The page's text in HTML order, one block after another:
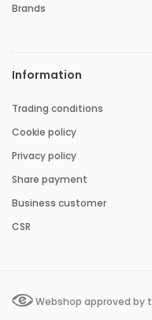
Brands
Information
Trading conditions
Cookie policy
Privacy policy
Share payment
Business customer
CSR
Webshop approved by